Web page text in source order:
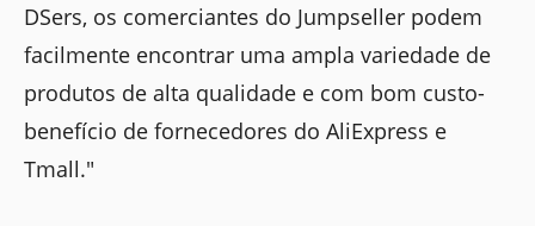
DSers, os comerciantes do Jumpseller podem
facilmente encontrar uma ampla variedade de
produtos de alta qualidade e com bom custo-
benefício de fornecedores do AliExpress e
Tmall."